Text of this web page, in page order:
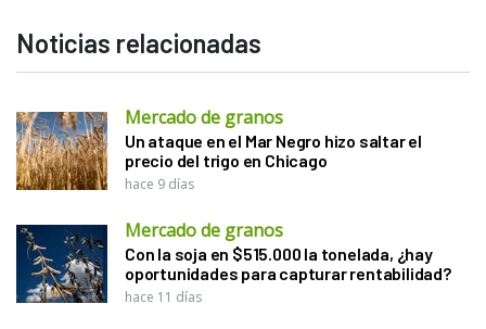
Noticias relacionadas
Mercado de granos
Un ataque en el Mar Negro hizo saltar el
precio del trigo en Chicago
hace 9 días
Mercado de granos
Con la soja en $515.000 la tonelada, ¿hay
oportunidades para capturar rentabilidad?
hace 11 días